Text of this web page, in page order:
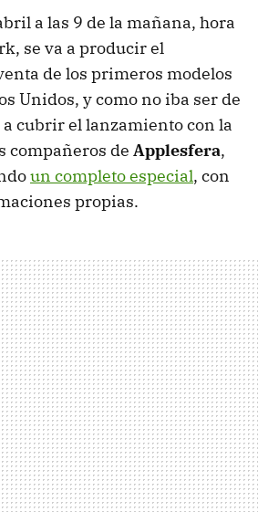
a las 9 de la mañana, hora
se va a producir el
de los primeros modelos
Unidos, y como no iba ser de
cubrir el lanzamiento con la
compañeros de Applesfera,
un completo especial, con
propias.